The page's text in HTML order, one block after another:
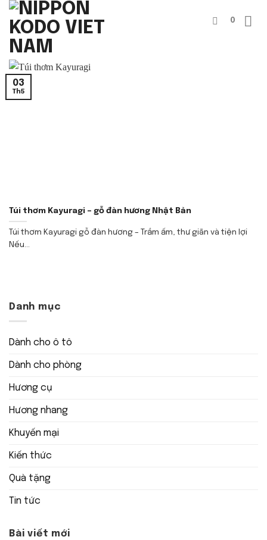
Bỏ
qua
nội
dung
0
Túi thơm Kayuragi – gỗ đàn hương Nhật Bản
Túi thơm Kayuragi gỗ đàn hương – Trầm ấm, thư giãn và tiện lợi
Nếu...
03
Th5
Danh mục
Dành cho ô tô
Dành cho phòng
Hương cụ
Hương nhang
Khuyến mại
Kiến thức
Quà tặng
Tin tức
Bài viết mới